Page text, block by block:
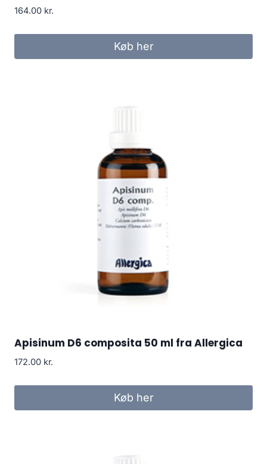
164.00 kr.
Køb her
Apisinum D6 composita 50 ml fra Allergica
172.00 kr.
Køb her